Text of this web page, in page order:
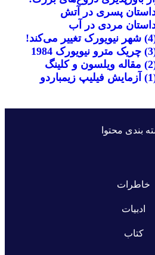
نظریه پنجره شکسته (1) آزمایش فیلیپ زیمباردو
بندی محتوا
خاطرات
ادبیات
کتاب